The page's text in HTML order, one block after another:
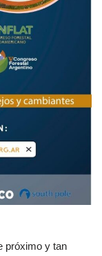
próximo y tan